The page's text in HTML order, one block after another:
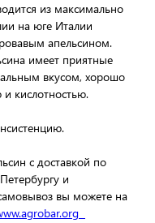
из максимально
на юге Италии
апельсином.
имеет приятные
вкусом, хорошо
кислотностью.
с доставкой по
и
вы можете на